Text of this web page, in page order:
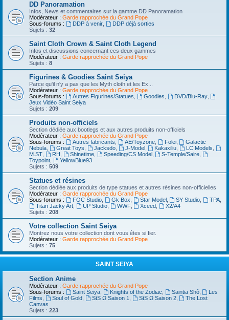
DD Panoramation
Infos, News et commentaires sur la gamme DD Panoramation
Modérateur : Garde rapprochée du Grand Pope
Sous-forums :
DDP à venir,
DDP déjà sorties
Sujets : 32
Saint Cloth Crown & Saint Cloth Legend
Infos et discussions concernant ces deux gammes
Modérateur : Garde rapprochée du Grand Pope
Sujets : 8
Figurines & Goodies Saint Seiya
Parce qu'il n'y a pas que les Myth cloth et les Ex...
Modérateur : Garde rapprochée du Grand Pope
Sous-forums :
Autres Figurines/Statues Goodies DVD/Blu-Ray,
Jeux Vidéo Saint Seiya
Sujets : 209
Produits non-officiels
Section dédiée aux bootlegs et aux autres produits non-officiels
Modérateur : Garde rapprochée du Grand Pope
Sous-forums :
Autres fabricants AE/Toyzone, Folei,
Galactic
Nebula
Great Toys Jacksdo, J-Model, Kakaxiliu LC Models
M.ST
RH Shinetime, Speeding/CS Model, S-Temple/Saire
Toypoint
YellowBlue93
Sujets : 509
Statues et résines
Section dédiée aux produits de type statues et autres résines non-officielles
Modérateur : Garde rapprochée du Grand Pope
Sous-forums :
FOC Studio, Gk Box Star Model, SY Studio TPA
Titan Jacky Art, UP Studio, WWF, Xceed
X2/A4
Sujets : 208
Votre collection Saint Seiya
Montrez nous votre collection dont vous êtes si fier.
Modérateur : Garde rapprochée du Grand Pope
Sujets : 75
SAINT SEIYA
Section Anime
Modérateur : Garde rapprochée du Grand Pope
Sous-forums :
Saint Seiya, Knights of the Zodiac Saintia Shô,
Les
Films
Soul of Gold, StS Ω Saison 1 StS Ω Saison 2,
The Lost
Canvas
Sujets : 223